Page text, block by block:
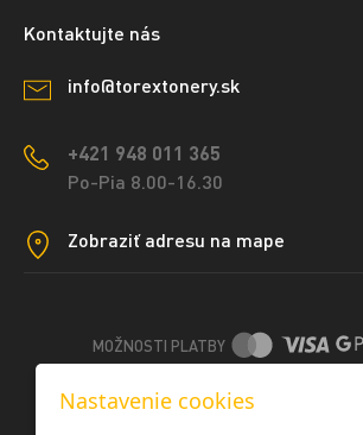
Kontaktujte nás
info@torextonery.sk
+421 948 011 365
Po-Pia 8.00-16.30
Zobraziť adresu na mape
MOŽNOSTI PLATBY
Nastavenie cookies